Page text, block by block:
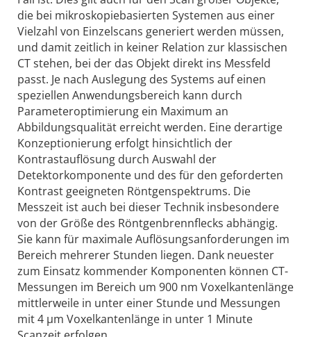
die bei mikroskopiebasierten Systemen aus einer
Vielzahl von Einzelscans generiert werden müssen,
und damit zeitlich in keiner Relation zur klassischen
CT stehen, bei der das Objekt direkt ins Messfeld
passt. Je nach Auslegung des Systems auf einen
speziellen Anwendungsbereich kann durch
Parameteroptimierung ein Maximum an
Abbildungsqualität erreicht werden. Eine derartige
Konzeptionierung erfolgt hinsichtlich der
Kontrastauflösung durch Auswahl der
Detektorkomponente und des für den geforderten
Kontrast geeigneten Röntgenspektrums. Die
Messzeit ist auch bei dieser Technik insbesondere
von der Größe des Röntgenbrennflecks abhängig.
Sie kann für maximale Auflösungsanforderungen im
Bereich mehrerer Stunden liegen. Dank neuester
zum Einsatz kommender Komponenten können CT-
Messungen im Bereich um 900 nm Voxelkantenlänge
mittlerweile in unter einer Stunde und Messungen
mit 4 µm Voxelkantenlänge in unter 1 Minute